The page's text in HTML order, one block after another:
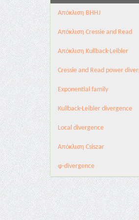
Aπόκλιση BHHJ
Aπόκλιση Cressie and Read
Aπόκλιση Kullback-Leibler
Cressie and Read power
Exponential family
Kullback-Leibler divergence
Local divergence
Απόκλιση Csiszar
φ-divergence